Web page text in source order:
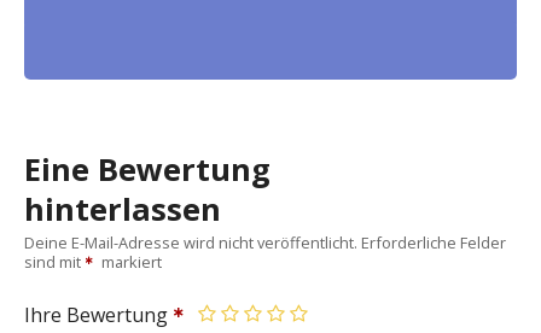
Eine Bewertung
hinterlassen
Deine E-Mail-Adresse wird nicht veröffentlicht. Erforderliche Felder
sind mit
markiert
Ihre Bewertung